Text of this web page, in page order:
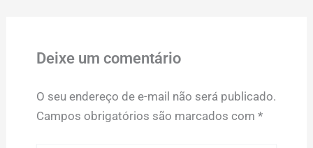
Deixe um comentário
O seu endereço de e-mail não será publicado.
Campos obrigatórios são marcados com *